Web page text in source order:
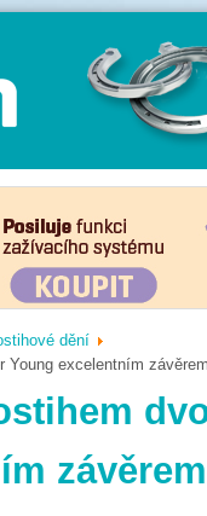
dění
excelentním